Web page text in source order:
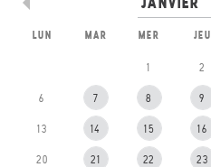
LUN MAR MER JEU
1 2
6 7 8 9
13 14 15 16
20 21 22 23